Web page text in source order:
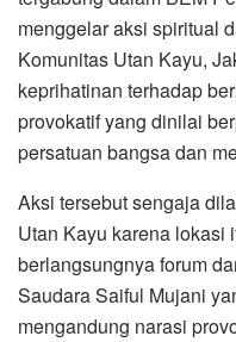
menggelar aksi spiritual
Komunitas Utan Kayu,
keprihatinan terhadap
provokatif yang dinilai
persatuan bangsa dan
Aksi tersebut sengaja
Utan Kayu karena lokasi
berlangsungnya forum
Saudara Saiful Mujani
mengandung narasi